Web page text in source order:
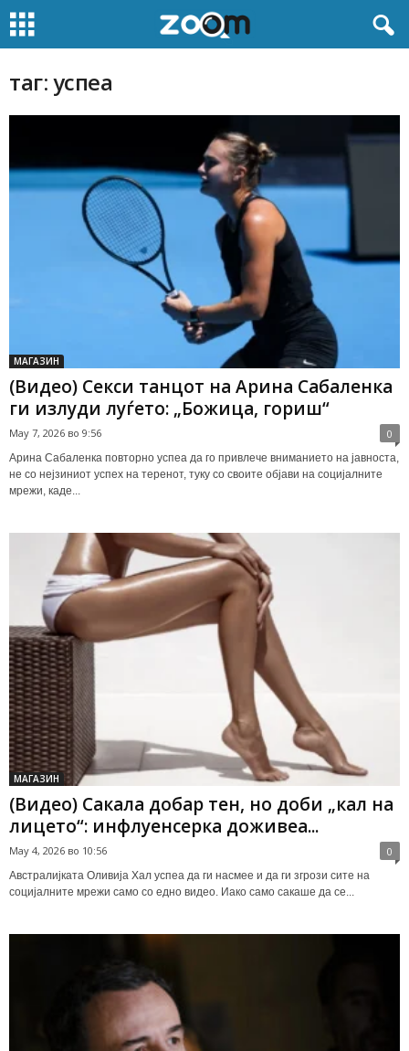
таг: успеа
МАГАЗИН
(Видео) Секси танцот на Арина Сабаленка
ги излуди луѓето: „Божица, гориш“
May 7, 2026 во 9:56 0
Арина Сабаленка повторно успеа да го привлече вниманието на јавноста,
не со нејзиниот успех на теренот, туку со своите објави на социјалните
мрежи, каде...
МАГАЗИН
(Видео) Сакала добар тен, но доби „кал на
лицето“: инфлуенсерка доживеа...
May 4, 2026 во 10:56 0
Австралијката Оливија Хал успеа да ги насмее и да ги згрози сите на
социјалните мрежи само со едно видео. Иако само сакаше да се...